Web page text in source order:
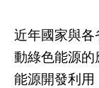
近年國家與
動綠色能源
能源開發利